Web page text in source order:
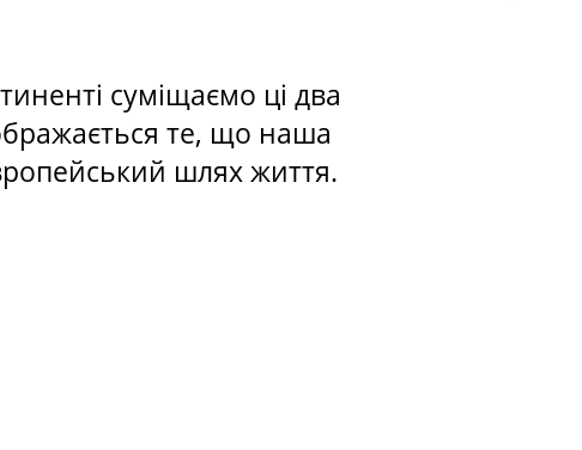
суміщаємо ці два
те, що наша
шлях життя.